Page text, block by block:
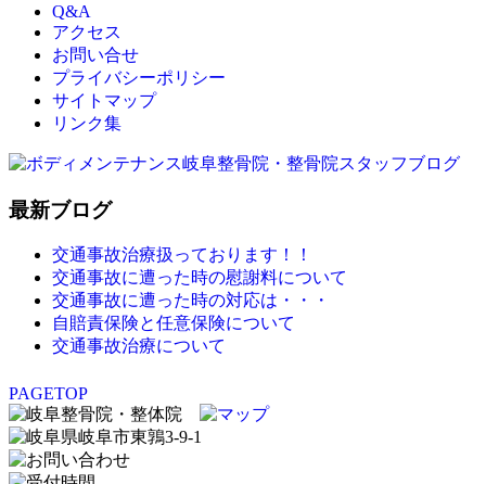
Q&A
アクセス
お問い合せ
プライバシーポリシー
サイトマップ
リンク集
最新ブログ
交通事故治療扱っております！！
交通事故に遭った時の慰謝料について
交通事故に遭った時の対応は・・・
自賠責保険と任意保険について
交通事故治療について
PAGETOP